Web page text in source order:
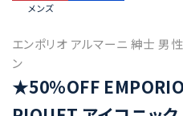
メンズ
エンポリオ アルマーニ 紳士 男
ン
★50%OFF